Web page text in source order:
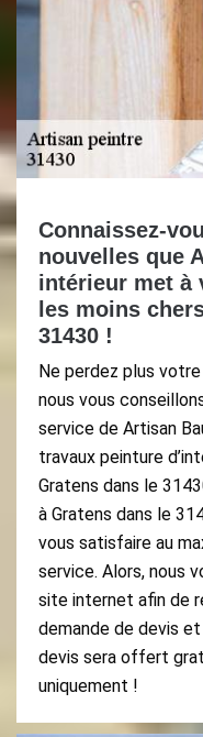
Connaissez-
nouvelles que
intérieur met à
les moins
31430 !
Ne perdez plus
nous vous
service de Artisan
travaux peinture
Gratens dans le
à Gratens dans le
vous satisfaire au
service. Alors, nous
site internet afin de
demande de devis
devis sera offert
uniquement !